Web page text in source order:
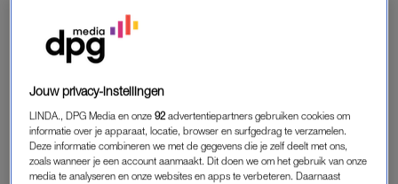
jaren zestig doorbrak met zijn kubusbank, was al enige
tijd ziek.
Des Bouvrie is 78 jaar geworden.
JAN DES BOUVRIE
Familieleden vertelden deNOSdat de ontwerper thuis
gestorven is, in de armen van zijn vrouw Monique, en in het
Jouw privacy-instellingen
LINDA., DPG Media en onze92 advertentiepartners gebruiken cookies om
informatie over je apparaat, locatie, browser en surfgedrag te verzamelen.
Deze informatie combineren we met de gegevens die je zelf deelt met ons,
zoals wanneer je een account aanmaakt. Dit doen we om het gebruik van onze
media te analyseren en onze websites en apps te verbeteren. Daarnaast